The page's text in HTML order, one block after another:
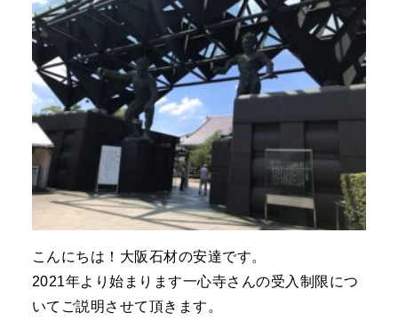
こんにちは！大阪石材の安達です。
2021年より始まります一心寺さんの受入制限につ
いてご説明させて頂きます。